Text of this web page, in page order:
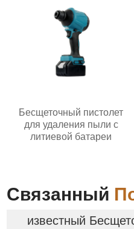
Бесщеточный пистолет
для удаления пыли с
литиевой батареи
Связанный
известный